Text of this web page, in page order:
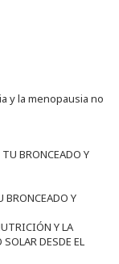
y la menopausia no
BRONCEADO Y
Y LA
DESDE EL